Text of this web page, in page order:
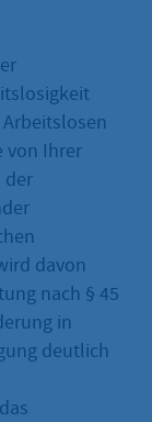
von Ihrer
der
davon
nach § 45
in
deutlich